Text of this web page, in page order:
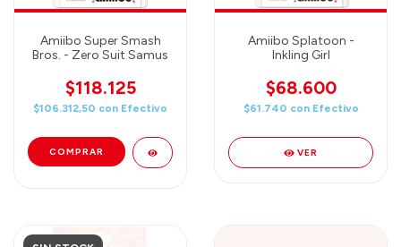
Amiibo Super Smash
Bros. - Zero Suit Samus
$118.125
$106.312,50 con Efectivo
Amiibo Splatoon -
Inkling Girl
$68.600
$61.740 con Efectivo
VER